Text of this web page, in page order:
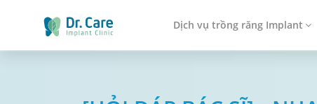
Dịch vụ trồng răng Implant